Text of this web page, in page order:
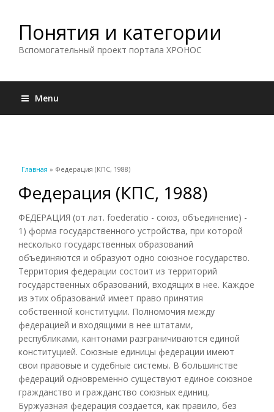
Понятия и категории
Вспомогательный проект портала ХРОНОС
Menu
Вы здесь
Главная » Федерация (КПС, 1988)
Федерация (КПС, 1988)
ФЕДЕРАЦИЯ (от лат. foederatio - союз, объединение) -
1) форма государственного устройства, при которой
несколько государственных образований
объединяются и образуют одно союзное государство.
Территория федерации состоит из территорий
государственных образований, входящих в нее. Каждое
из этих образований имеет право принятия
собственной конституции. Полномочия между
федерацией и входящими в нее штатами,
республиками, кантонами разграничиваются единой
конституцией. Союзные единицы федерации имеют
свои правовые и судебные системы. В большинстве
федераций одновременно существуют единое союзное
гражданство и гражданство союзных единиц.
Буржуазная федерация создается, как правило, без